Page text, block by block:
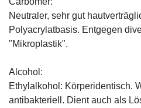
Neutraler, sehr gut
Polyacrylatbasis. Entgegen
"Mikroplastik".
Alcohol:
Ethylalkohol: Körperidentisch.
antibakteriell. Dient auch als